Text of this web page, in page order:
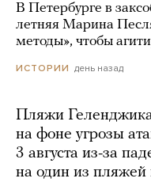
В Петербурге в
летняя Марина
методы», чтобы
ИСТОРИИ день назад
Пляжи
на фоне угрозы
3 августа из-за
на один из пляжей